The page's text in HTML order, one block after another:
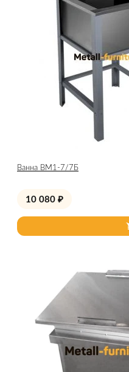
Ванна ВМ1-7/7Б
10 080 ₽